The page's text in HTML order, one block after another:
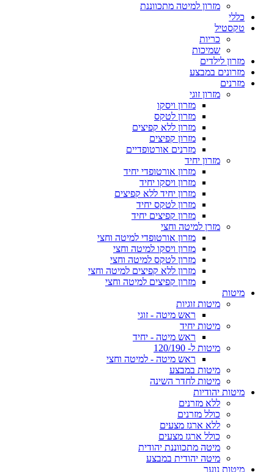
מזרון למיטה מתכווננת
כללי
טקסטיל
כריות
שמיכות
מזרון לילדים
מזרונים במבצע
מזרנים
מזרון זוגי
מזרון ויסקו
מזרון לטקס
מזרון ללא קפיצים
מזרון קפיצים
מזרנים אורטופדיים
מזרון יחיד
מזרון אורטופדי יחיד
מזרון ויסקו יחיד
מזרון יחיד ללא קפיצים
מזרון לטקס יחיד
מזרון קפיצים יחיד
מזרן למיטה וחצי
מזרון אורטופדי למיטה וחצי
מזרון ויסקו למיטה וחצי
מזרון לטקס למיטה וחצי
מזרון ללא קפיצים למיטה וחצי
מזרון קפיצים למיטה וחצי
מיטות
מיטות זוגיות
ראש מיטה - זוגי
מיטות יחיד
ראש מיטה - יחיד
מיטות ל- 120/190
ראש מיטה - למיטה וחצי
מיטות במבצע
מיטות לחדר השינה
מיטות יהודיות
ללא מזרנים
כולל מזרנים
ללא ארגז מצעים
כולל ארגז מצעים
מיטה מתכווננת יהודית
מיטה יהודית במבצע
מיטות נוער